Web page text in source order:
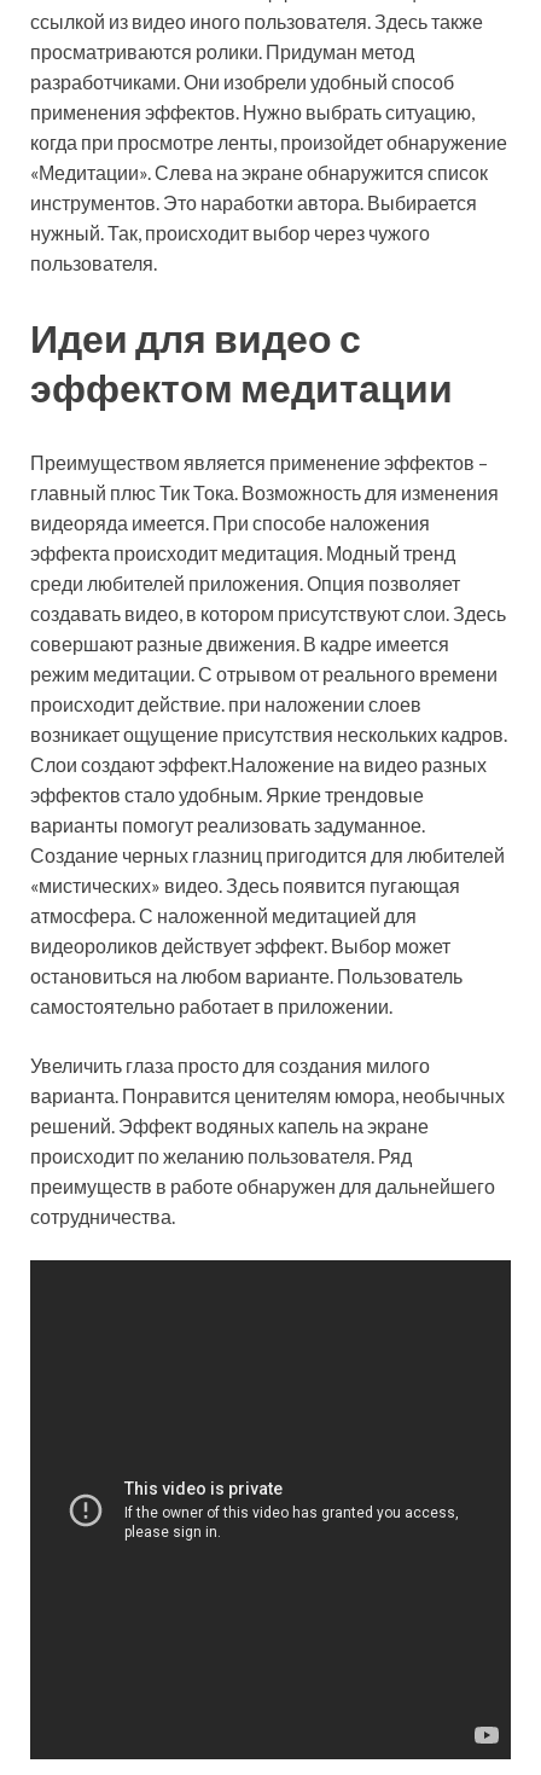
ссылкой из видео иного пользователя. Здесь также
просматриваются ролики. Придуман метод
разработчиками. Они изобрели удобный способ
применения эффектов. Нужно выбрать ситуацию,
когда при просмотре ленты, произойдет обнаружение
«Медитации». Слева на экране обнаружится список
инструментов. Это наработки автора. Выбирается
нужный. Так, происходит выбор через чужого
пользователя.
Идеи для видео с
эффектом медитации
Преимуществом является применение эффектов –
главный плюс Тик Тока. Возможность для изменения
видеоряда имеется. При способе наложения
эффекта происходит медитация. Модный тренд
среди любителей приложения. Опция позволяет
создавать видео, в котором присутствуют слои. Здесь
совершают разные движения. В кадре имеется
режим медитации. С отрывом от реального времени
происходит действие. при наложении слоев
возникает ощущение присутствия нескольких кадров.
Слои создают эффект.Наложение на видео разных
эффектов стало удобным. Яркие трендовые
варианты помогут реализовать задуманное.
Создание черных глазниц пригодится для любителей
«мистических» видео. Здесь появится пугающая
атмосфера. С наложенной медитацией для
видеороликов действует эффект. Выбор может
остановиться на любом варианте. Пользователь
самостоятельно работает в приложении.
Увеличить глаза просто для создания милого
варианта. Понравится ценителям юмора, необычных
решений. Эффект водяных капель на экране
происходит по желанию пользователя. Ряд
преимуществ в работе обнаружен для дальнейшего
сотрудничества.